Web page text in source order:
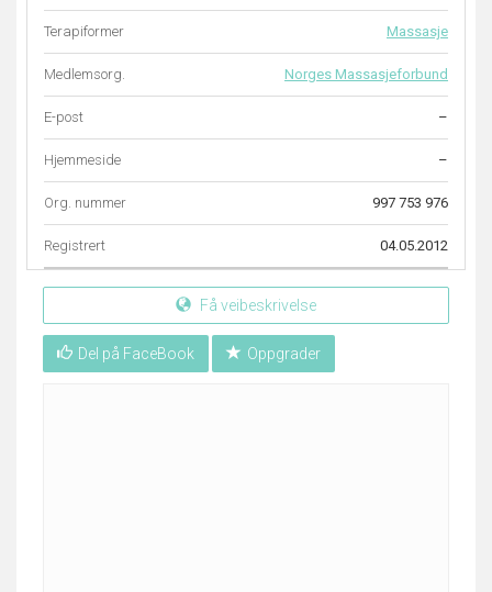
Terapiformer Massasje
Medlemsorg. Norges Massasjeforbund
E-post –
Hjemmeside –
Org. nummer 997 753 976
Registrert 04.05.2012
Få veibeskrivelse
Del på FaceBook Oppgrader